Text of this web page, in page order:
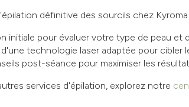
définitive des sourcils chez
initiale pour évaluer votre type de peau et
technologie laser adaptée pour cibler
post-séance pour maximiser les
services d'épilation, explorez notre